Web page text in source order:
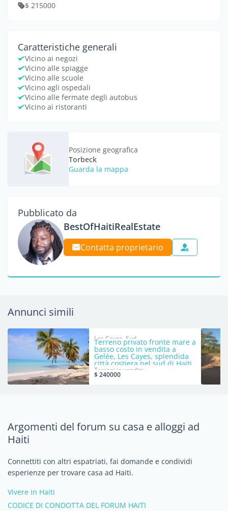
$ 215000
Caratteristiche generali
Vicino ai negozi
Vicino alle spiagge
Vicino alle scuole
Vicino agli ospedali
Vicino alle fermate degli autobus
Vicino ai ristoranti
Posizione geografica
Torbeck
Guarda la mappa
Pubblicato da
BestOfHaitiRealEstate
Contatta proprietario
Annunci simili
Les Cayes, Sud
Terreno privato fronte mare a
basso costo in vendita a
Gelée, Les Cayes, splendida
città costiera nel sud di Haiti
– 40 Centiemes (5.160 m²,
55.542 piedi quadrati, 1,28
Terreni in vendita
$ 240000
Argomenti del forum su casa e alloggi ad
Haiti
Connettiti con altri espatriati, fai domande e condividi
esperienze per trovare casa ad Haiti.
Vivere in Haiti
CODICE DI CONDOTTA DEL FORUM HAITI